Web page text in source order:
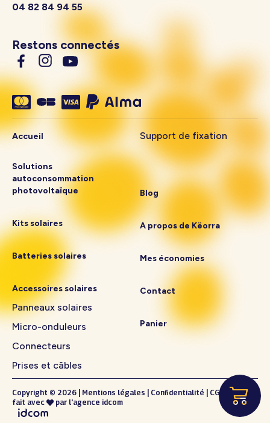
04 82 84 94 55
Restons connectés
Accueil
Solutions
autoconsommation
photovoltaïque
Kits solaires
Batteries solaires
Accessoires solaires
Panneaux solaires
Micro-onduleurs
Connecteurs
Prises et câbles
Support de fixation
Blog
A propos de Këorra
Mes économies
Contact
Panier
Copyright © 2026 Mentions légales Confidentialité
CGV
fait avec
par l'agence idcom